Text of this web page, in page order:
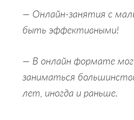
— Онлайн-занятия с
быть эффективными!
— В онлайн формате
заниматься
лет, иногда и раньше.